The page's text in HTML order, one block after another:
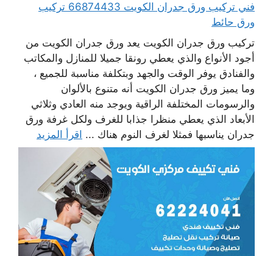
فني تركيب ورق جدران الكويت 66874433 تركيب
ورق حائط
تركيب ورق جدران الكويت يعد ورق جدران الكويت من
أجود الأنواع والذي يعطي رونقا جميلا للمنازل والمكاتب
والفنادق يوفر الوقت والجهد وبتكلفة مناسبة للجميع ،
وما يميز ورق جدران الكويت أنه متنوع بالألوان
والرسومات المختلفة الراقية ويوجد منه العادي وثلاثي
الأبعاد الذي يعطي منظرا جذابا للغرف ولكل غرفة ورق
جدران يناسبها فمثلا لغرف النوم هناك ... اقرأ المزيد